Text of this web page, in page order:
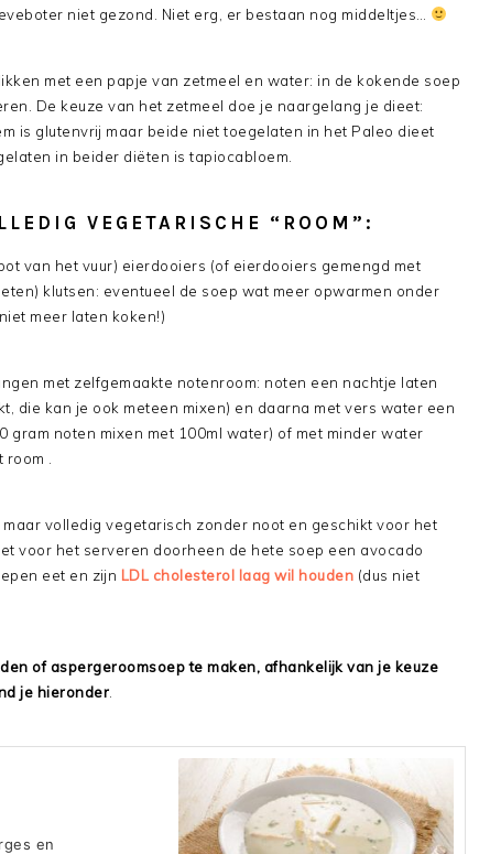
niet gezond. Niet erg, er bestaan nog middeltjes…
met een papje van zetmeel en water: in de kokende soep
De keuze van het zetmeel doe je naargelang je dieet:
is glutenvrij maar beide niet toegelaten in het Paleo dieet
in beider diëten is tapiocabloem.
VEGETARISCHE “ROOM”:
van het vuur) eierdooiers (of eierdooiers gemengd met
klutsen: eventueel de soep wat meer opwarmen onder
meer laten koken!)
met zelfgemaakte notenroom: noten een nachtje laten
die kan je ook meteen mixen) en daarna met vers water een
gram noten mixen met 100ml water) of met minder water
.
volledig vegetarisch zonder noot en geschikt voor het
voor het serveren doorheen de hete soep een avocado
eet en zijn LDL cholesterol laag wil houden (dus niet
of aspergeroomsoep te maken, afhankelijk van je keuze
je hieronder
en